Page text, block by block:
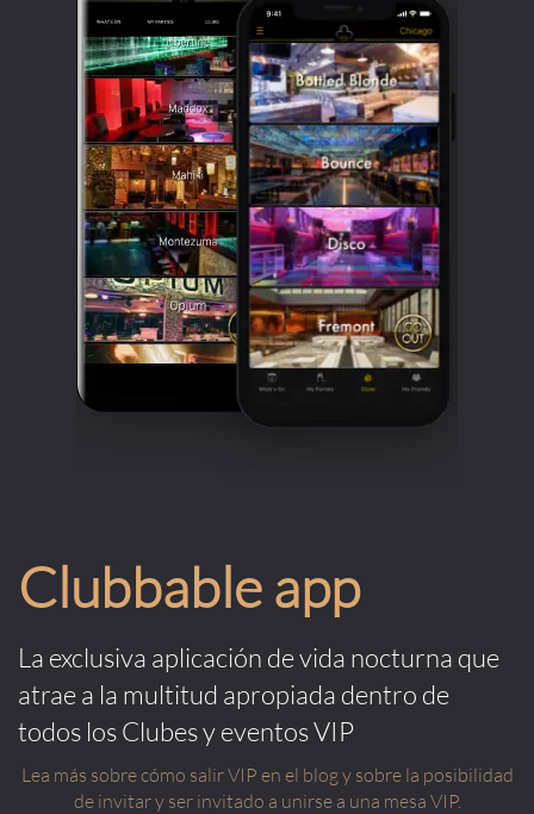
Clubbable app
La exclusiva aplicación de vida nocturna que
atrae a la multitud apropiada dentro de
todos los Clubes y eventos VIP
Lea más sobre cómo salir VIP en el blog y sobre la posibilidad
de invitar y ser invitado a unirse a una mesa VIP.